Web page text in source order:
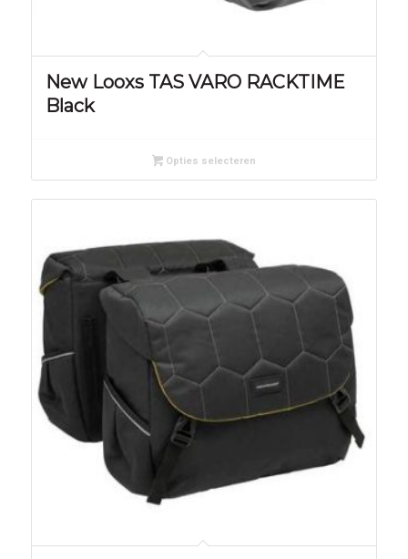
New Looxs TAS VARO RACKTIME
Black
Opties selecteren